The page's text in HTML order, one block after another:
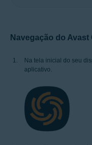
Navegação do Avast
Na tela inicial do seu
aplicativo.